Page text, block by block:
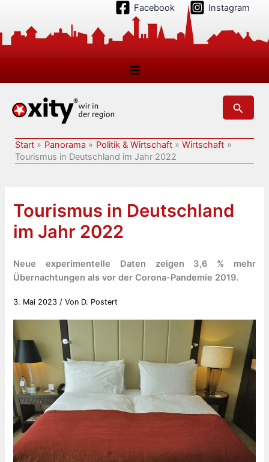
springen
Facebook Instagram
Suchen
Start Panorama Politik & Wirtschaft
Wirtschaft
Tourismus in Deutschland im Jahr 2022
Tourismus in Deutschland
im Jahr 2022
Neue experimentelle Daten zeigen 3,6 % mehr
Übernachtungen als vor der Corona-Pandemie 2019.
3. Mai 2023 / Von D. Postert